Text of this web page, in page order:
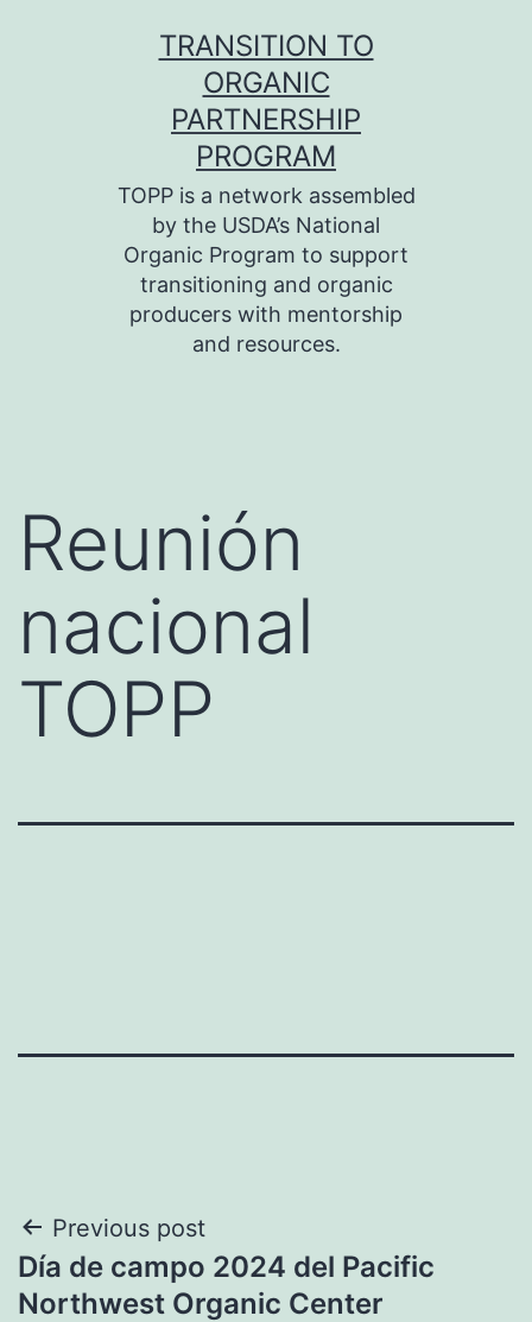
TRANSITION TO
ORGANIC
PARTNERSHIP
PROGRAM
TOPP is a network assembled
by the USDA’s National
Organic Program to support
transitioning and organic
producers with mentorship
and resources.
Reunión
nacional
TOPP
Navegación
de
Previous post
Día de campo 2024 del Pacific
Northwest Organic Center